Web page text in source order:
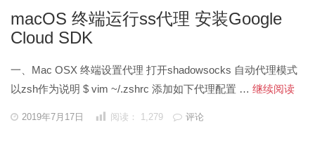
定
位
之
分
定
macOS 终端运行ss代理 安装Google
Cloud SDK
一、Mac OSX 终端设置代理 打开shadowsocks 自动代理模式
以zsh作为说明 $ vim ~/.zshrc 添加如下代理配置 … 继续阅读
发 2019年7月17日 阅读： 1,279 评论